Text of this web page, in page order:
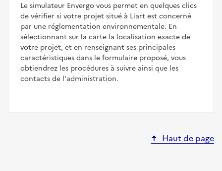
Le simulateur Envergo vous permet en quelques clics
de vérifier si votre projet situé à Liart est concerné
par une réglementation environnementale. En
sélectionnant sur la carte la localisation exacte de
votre projet, et en renseignant ses principales
caractéristiques dans le formulaire proposé, vous
obtiendrez les procédures à suivre ainsi que les
contacts de l'administration.
Haut de page